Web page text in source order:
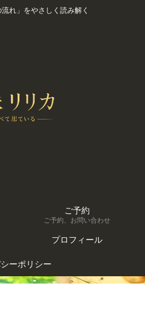
れ」をやさしく読み解く
ご予約
ご予約、お問い合わせ
プロフィール
ーポリシー